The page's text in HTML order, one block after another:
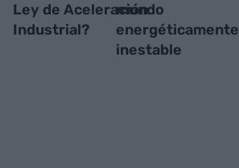
Ley de Aceleración
Industrial?
mundo
energéticamente
inestable